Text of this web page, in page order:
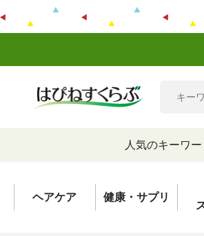
人気のキーワー
ヘアケア 健康・サプリ